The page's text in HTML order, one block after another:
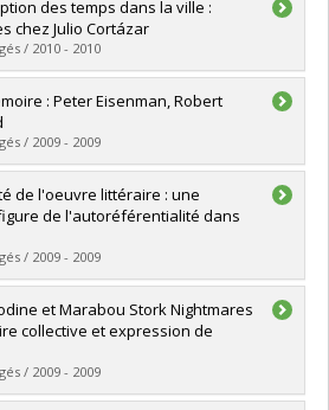
Papyrus
des temps dans la ville :
chez Julio Cortázar
/ 2010 - 2010
Gabrielle
Papyrus
: Peter Eisenman, Robert
/ 2009 - 2009
Claudie
Papyrus
de l'oeuvre littéraire : une
de l'autoréférentialité dans
/ 2009 - 2009
Mathieu
Papyrus
et Marabou Stork Nightmares
collective et expression de
/ 2009 - 2009